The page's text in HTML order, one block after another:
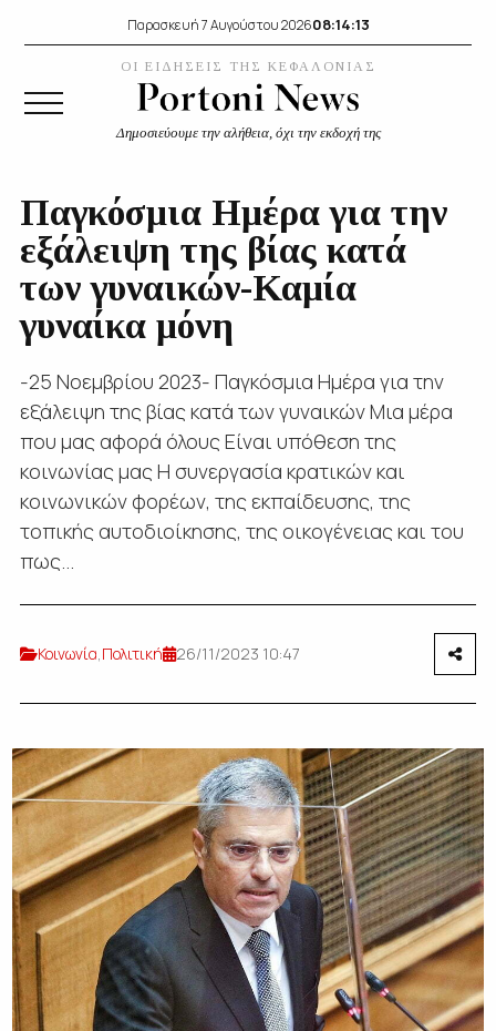
Παρασκευή 7 Αυγούστου 202608:14:13
ΟΙ ΕΙΔΗΣΕΙΣ ΤΗΣ ΚΕΦΑΛΟΝΙΑΣ
Δημοσιεύουμε την αλήθεια, όχι την εκδοχή της
Παγκόσμια Ημέρα για την
εξάλειψη της βίας κατά
των γυναικών-Καμία
γυναίκα μόνη
-25 Νοεμβρίου 2023- Παγκόσμια Ημέρα για την
εξάλειψη της βίας κατά των γυναικών Μια μέρα
που μας αφορά όλους Είναι υπόθεση της
κοινωνίας μας Η συνεργασία κρατικών και
κοινωνικών φορέων, της εκπαίδευσης, της
τοπικής αυτοδιοίκησης, της οικογένειας και του
πως...
Κοινωνία,Πολιτική 26/11/2023 10:47